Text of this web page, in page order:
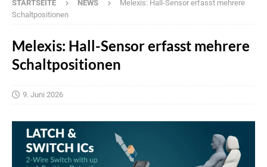
STARTSEITE NEWS
Melexis: Hall-Sensor erfasst mehrere
Schaltpositionen
Melexis: Hall-Sensor erfasst mehrere
Schaltpositionen
9. Juni 2026